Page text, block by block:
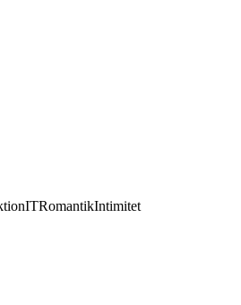
ITRomantikIntimitet